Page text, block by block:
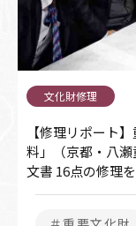
【修理リポート
料」（京都・八
文書 16点の修理